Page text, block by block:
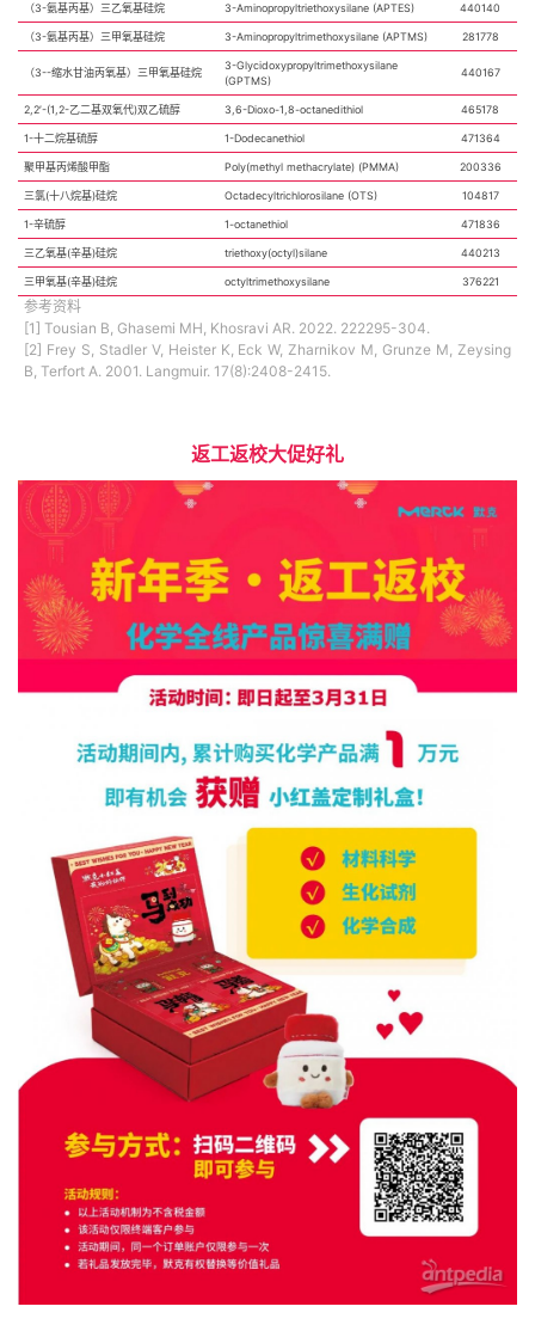
（3-氨基丙基）三乙氧基硅烷 3-Aminopropyltriethoxysilane (APTES) 440140
（3-氨基丙基）三甲氧基硅烷 3-Aminopropyltrimethoxysilane (APTMS) 281778
（3--缩水甘油丙氧基）三甲氧基硅烷
3-Glycidoxypropyltrimethoxysilane
(GPTMS)
440167
2,2′-(1,2-乙二基双氧代)双乙硫醇 3,6-Dioxo-1,8-octanedithiol 465178
1-十二烷基硫醇 1-Dodecanethiol 471364
聚甲基丙烯酸甲酯 Poly(methyl methacrylate) (PMMA) 200336
三氯(十八烷基)硅烷 Octadecyltrichlorosilane (OTS) 104817
1-辛硫醇 1-octanethiol 471836
三乙氧基(辛基)硅烷 triethoxy(octyl)silane 440213
三甲氧基(辛基)硅烷 octyltrimethoxysilane 376221
参考资料
[1] Tousian B, Ghasemi MH, Khosravi AR. 2022. 222295-304.
[2] Frey S, Stadler V, Heister K, Eck W, Zharnikov M, Grunze M, Zeysing
B, Terfort A. 2001. Langmuir. 17(8):2408-2415.
返工返校大促好礼